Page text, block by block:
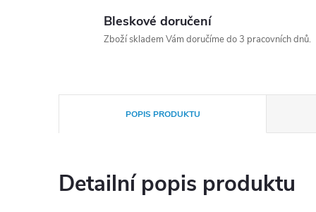
Bleskové doručení
Zboží skladem Vám doručíme do 3 pracovních dnů.
POPIS PRODUKTU
Detailní popis produktu